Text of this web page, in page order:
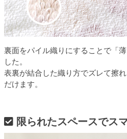
裏面をパイル織りにすることで「
した。
表裏が結合した織り方でズレて擦
だけます。
限られたスペースでス